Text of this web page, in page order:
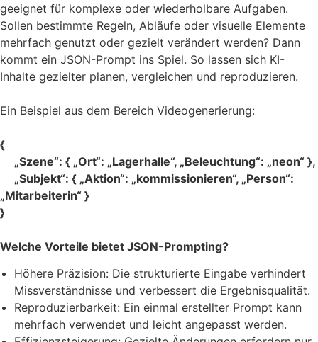
geeignet für komplexe oder wiederholbare Aufgaben.
Sollen bestimmte Regeln, Abläufe oder visuelle Elemente
mehrfach genutzt oder gezielt verändert werden? Dann
kommt ein JSON-Prompt ins Spiel. So lassen sich KI-
Inhalte gezielter planen, vergleichen und reproduzieren.
Ein Beispiel aus dem Bereich Videogenerierung:
{
„Szene“: { „Ort“: „Lagerhalle“, „Beleuchtung“: „neon“ },
„Subjekt“: { „Aktion“: „kommissionieren“, „Person“:
„Mitarbeiterin“ }
}
Welche Vorteile bietet JSON-Prompting?
Höhere Präzision: Die strukturierte Eingabe verhindert
Missverständnisse und verbessert die Ergebnisqualität.
Reproduzierbarkeit: Ein einmal erstellter Prompt kann
mehrfach verwendet und leicht angepasst werden.